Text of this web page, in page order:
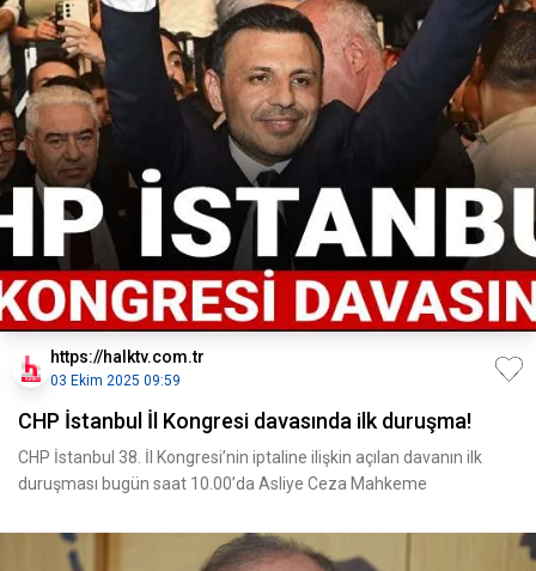
https://halktv.com.tr
03 Ekim 2025 09:59
CHP İstanbul İl Kongresi davasında ilk duruşma!
CHP İstanbul 38. İl Kongresi’nin iptaline ilişkin açılan davanın ilk
duruşması bugün saat 10.00’da Asliye Ceza Mahkeme